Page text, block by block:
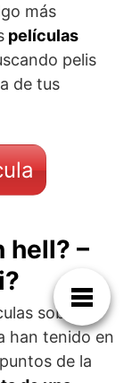
más
películas
pelis
de tus
hell? –
sobre la
han tenido en
de la